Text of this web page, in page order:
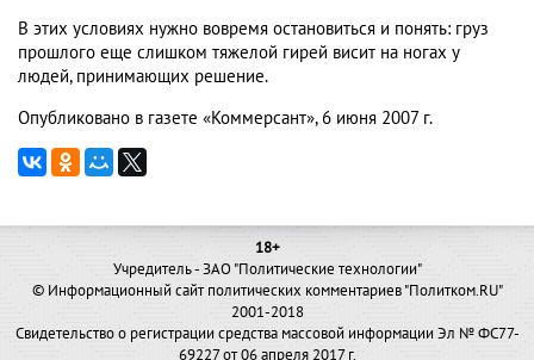
В этих условиях нужно вовремя остановиться и понять: груз
прошлого еще слишком тяжелой гирей висит на ногах у
людей, принимающих решение.
Опубликовано в газете «Коммерсант», 6 июня 2007 г.
18+
Учредитель - ЗАО "Политические технологии"
© Информационный сайт политических комментариев "Политком.RU"
2001-2018
Свидетельство о регистрации средства массовой информации Эл № ФС77-
69227 от 06 апреля 2017 г.